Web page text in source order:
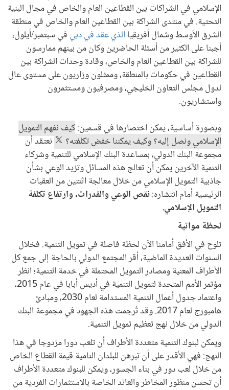
الإسلامي في الشراكات بين القطاعين العام والخاص في مجال البنية
التحتية. في منتدى الشراكة بين القطاعين العام والخاص في منطقة
الشرق الأوسط وشمال أفريقيا الذي عقد في دبي في سبتمبر/أيلول،
أجبنا على الكثير من أسئلة الحاضرين وكان من بينهم ممارسون
للشراكة بين القطاعين العام والخاص، وقادة وحدات الشراكة بين
القطاعين في حكومات بالمنطقة، وممثلون وزاريون على مستوى عال
لدول مجلس التعاون الخليجي، ومصرفيون ومستثمرون
واستشاريون.
وبصورة أساسية، يمكن اختصارها في قسمين:كيف نفهم التمويل
الإسلامي ونصل إليه؟ وكيف يمكننا خفض تكلفته؟
نعتقد أن
مجموعة البنك الدولي، بمساعدة البنك الإسلامي للتنمية وشركاء
التنمية الآخرين يمكن أن تعالج هذه المسائل وتزيد الوعي بشأن
جاذبية التمويل الإسلامي من خلال معالجة اثنتين من العقبات
الرئيسية أمام انتشاره:نقص الوعي والقدرات، وارتفاع تكلفة
التمويل الإسلامي.
لحظة مواتية
تلوح في الأفق أمامنا الآن لحظة فاصلة في تمويل التنمية. فخلال
السنوات العديدة الماضية، أقر المجتمع الدولي بالحاجة إلى جمع كل
الأطراف المعنية ومصادر التمويل المحتملة في خدمة التنمية؛ انظر
مؤتمر الأمم المتحدة لتمويل التنمية في أديس أبابا في عام 2015،
واعتماد جدول أعمال التنمية المستدامة لعام 2030، ومبادئ
هامبورج لعام 2017. وقد تُرجمت هذه الجهود في مجموعة البنك
الدولي من خلال نهج تعظيم تمويل التنمية.
ويمكن لبنوك التنمية متعددة الأطراف أن تلعب دورا مزدوجا في هذا
النهج: فهي الأقدر على أن تبرهن للبلدان النامية قيمة القطاع الخاص
من خلال لعب دور في بناء الجسور، ويمكن للبنوك متعددة الأطراف
أن تحسن منظور المخاطر والعائد الخاصة بالاستثمارات الفردية من